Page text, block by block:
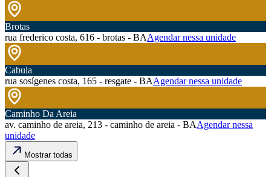
Brotas
rua frederico costa, 616 - brotas - BAAgendar nessa unidade
Cabula
rua sosígenes costa, 165 - resgate - BAAgendar nessa unidade
Caminho Da Areia
av. caminho de areia, 213 - caminho de areia - BAAgendar nessa
unidade
Mostrar todas